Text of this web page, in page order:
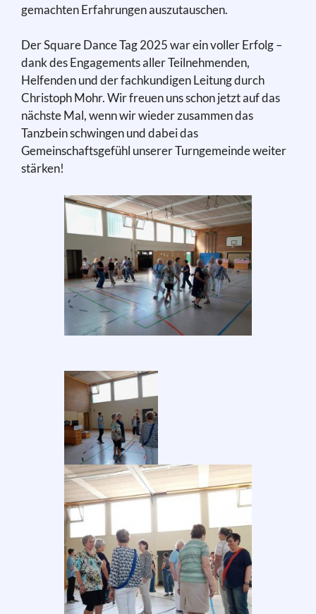
gemachten Erfahrungen auszutauschen.
Der Square Dance Tag 2025 war ein voller Erfolg –
dank des Engagements aller Teilnehmenden,
Helfenden und der fachkundigen Leitung durch
Christoph Mohr. Wir freuen uns schon jetzt auf das
nächste Mal, wenn wir wieder zusammen das
Tanzbein schwingen und dabei das
Gemeinschaftsgefühl unserer Turngemeinde weiter
stärken!